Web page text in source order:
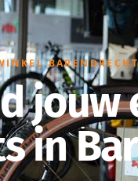
jouw
in